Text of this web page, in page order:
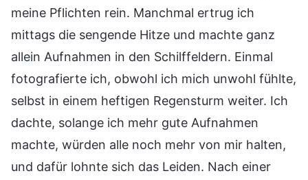
meine Pflichten rein. Manchmal ertrug ich
mittags die sengende Hitze und machte ganz
allein Aufnahmen in den Schilffeldern. Einmal
fotografierte ich, obwohl ich mich unwohl fühlte,
selbst in einem heftigen Regensturm weiter. Ich
dachte, solange ich mehr gute Aufnahmen
machte, würden alle noch mehr von mir halten,
und dafür lohnte sich das Leiden. Nach einer